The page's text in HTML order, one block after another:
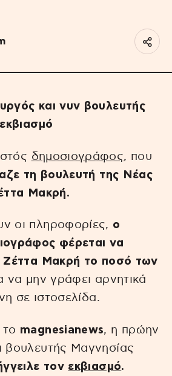
και νυν βουλευτής
δημοσιογράφος, που
τη βουλευτή της Νέας
Μακρή.
οι πληροφορίες, ο
φέρεται να
Ζέττα Μακρή το ποσό των
να μην γράφει αρνητικά
σε ιστοσελίδα.
magnesianews, η πρώην
βουλευτής Μαγνησίας
τον εκβιασμό.